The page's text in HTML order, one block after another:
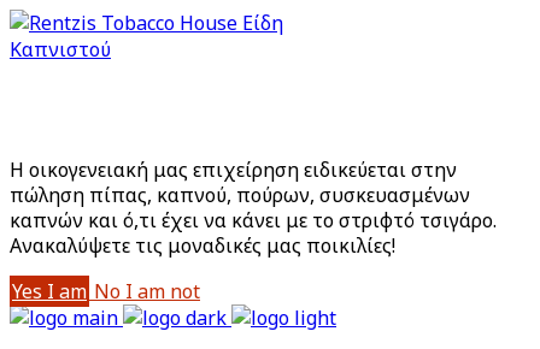
Είστε άνω των 18;
Η οικογενειακή μας επιχείρηση ειδικεύεται στην
πώληση πίπας, καπνού, πούρων, συσκευασμένων
καπνών και ό,τι έχει να κάνει με το στριφτό τσιγάρο.
Aνακαλύψετε τις μοναδικές μας ποικιλίες!
Yes I am No I am not